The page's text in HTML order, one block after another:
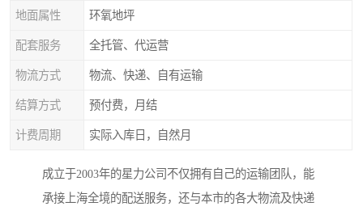
地面属性 环氧地坪
配套服务 全托管、代运营
物流方式 物流、快递、自有运输
结算方式 预付费，月结
计费周期 实际入库日，自然月
成立于2003年的星力公司不仅拥有自己的运输团队，能
承接上海全境的配送服务，还与本市的各大物流及快递